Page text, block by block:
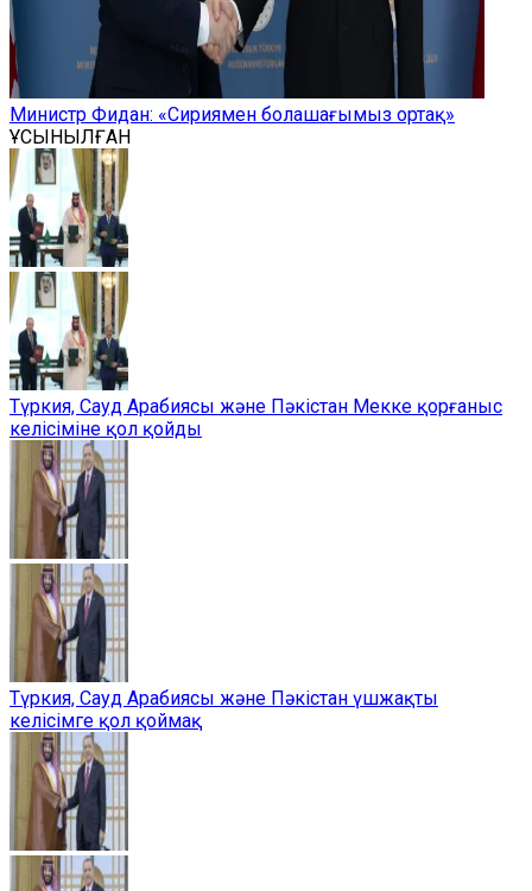
Министр Фидан: «Сириямен болашағымыз ортақ»
ҰСЫНЫЛҒАН
Түркия, Сауд Арабиясы және Пәкістан Мекке қорғаныс
келісіміне қол қойды
Түркия, Сауд Арабиясы және Пәкістан үшжақты
келісімге қол қоймақ